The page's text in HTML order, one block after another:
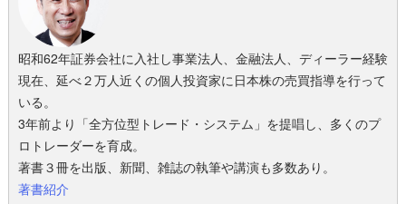
昭和62年証券会社に入社し事業法人、金融法人、ディーラー経験
現在、延べ２万人近くの個人投資家に日本株の売買指導を行って
いる。
3年前より「全方位型トレード・システム」を提唱し、多くのプ
ロトレーダーを育成。
著書３冊を出版、新聞、雑誌の執筆や講演も多数あり。
著書紹介